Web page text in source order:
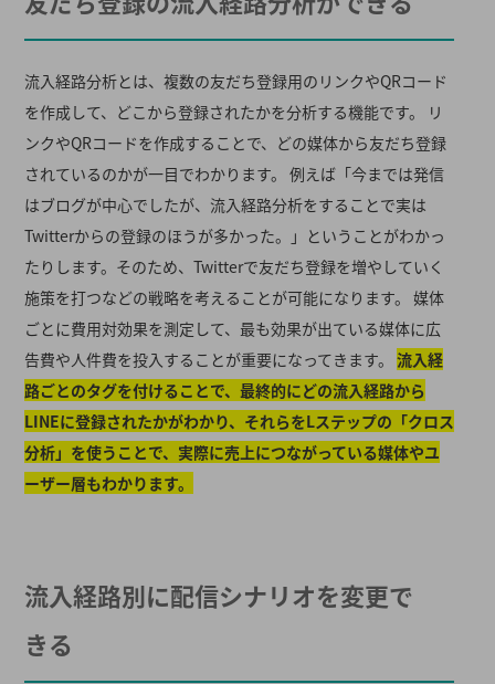
流入経路分析とは、複数の友だち登録用のリンクやQRコード
を作成して、どこから登録されたかを分析する機能です。 リ
ンクやQRコードを作成することで、どの媒体から友だち登録
されているのかが一目でわかります。 例えば「今までは発信
はブログが中心でしたが、流入経路分析をすることで実は
Twitterからの登録のほうが多かった。」ということがわかっ
たりします。そのため、Twitterで友だち登録を増やしていく
施策を打つなどの戦略を考えることが可能になります。 媒体
ごとに費用対効果を測定して、最も効果が出ている媒体に広
告費や人件費を投入することが重要になってきます。 流入経
路ごとのタグを付けることで、最終的にどの流入経路から
LINEに登録されたかがわかり、それらをLステップの「クロス
分析」を使うことで、実際に売上につながっている媒体やユ
ーザー層もわかります。
流入経路別に配信シナリオを変更で
きる